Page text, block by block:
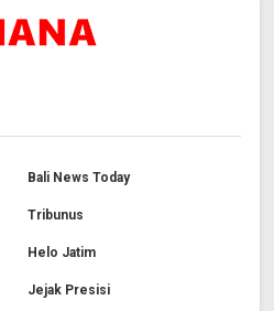
Bali News Today
Tribunus
Helo Jatim
Jejak Presisi